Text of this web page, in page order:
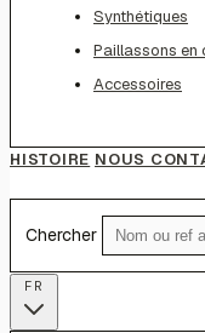
Synthétiques
Paillassons en
Accessoires
HISTOIRE NOUS
Chercher